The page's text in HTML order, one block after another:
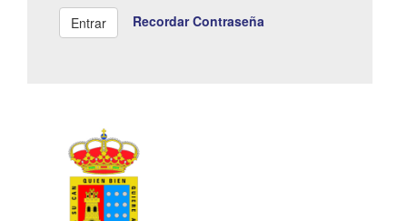
Recordar Contraseña